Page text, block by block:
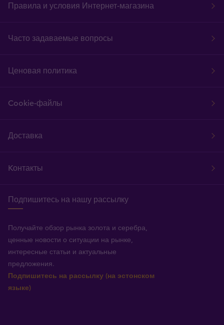
Правила и условия Интернет-магазина
Часто задаваемые вопросы
Ценовая политика
Cookie-файлы
Доставка
Kонтакты
Подпишитесь на нашу рассылку
Получайте обзор рынка золота и серебра,
ценные новости о ситуации на рынке,
интересные статьи и актуальные
предложения.
Подпишитесь на рассылку (на эстонском
языке)